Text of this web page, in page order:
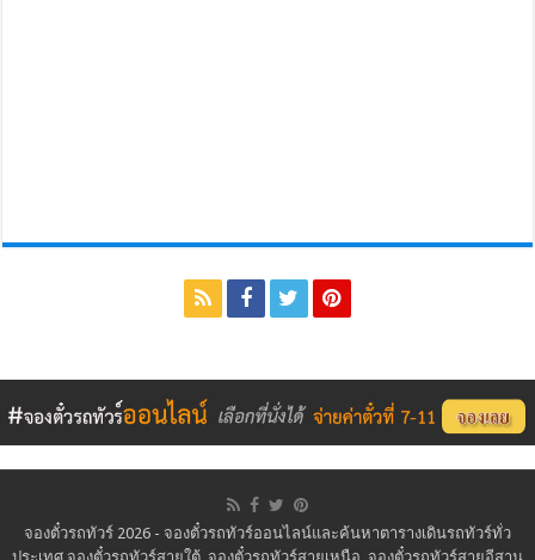
จองตั๋วรถทัวร์ 2026 - จองตั๋วรถทัวร์ออนไลน์และค้นหาตารางเดินรถทัวร์ทั่ว